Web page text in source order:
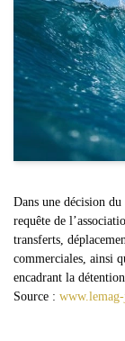
Source :
Dans une décision
requête de
transferts,
commerciales, ainsi
encadrant la